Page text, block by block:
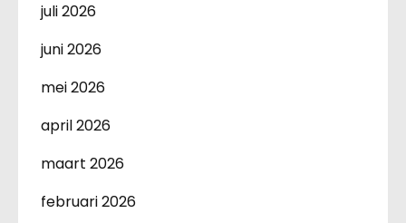
juli 2026
juni 2026
mei 2026
april 2026
maart 2026
februari 2026